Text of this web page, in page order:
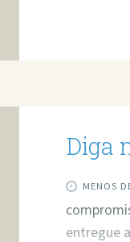
Diga
MENOS
entregue